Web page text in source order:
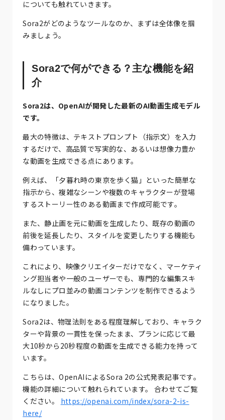
についても触れていきます。
Sora2がどのようなツールなのか、まずは全体像を掴
みましょう。
Sora2で何ができる？主な機能を紹
介
Sora2は、OpenAIが開発した最新のAI動画生成モデル
です。
最大の特徴は、テキストプロンプト（指示文）を入力
するだけで、高品質で写実的な、あるいは想像力豊か
な動画を生成できる点にあります。
例えば、「夕暮れ時の東京を歩く猫」といった簡単な
指示から、複雑なシーンや複数のキャラクターが登場
するストーリー性のある動画まで作成可能です。
また、静止画を元に動画を生成したり、既存の動画の
前後を延長したり、スタイルを変更したりする機能も
備わっています。
これにより、映像クリエイターだけでなく、マーケティ
ング担当者や一般のユーザーでも、専門的な編集スキ
ルなしにプロ並みの動画コンテンツを制作できるよう
になりました。
Sora2は、物理法則をある程度理解しており、キャラク
ターや背景の一貫性を保ったまま、プランに応じて最
大10秒から20秒程度の動画を生成できる能力を持って
います。
こちらは、OpenAIによるSora 2の公式発表記事です。
機能の詳細について触れられています。 合わせてご覧
ください。 https://openai.com/index/sora-2-is-
here/